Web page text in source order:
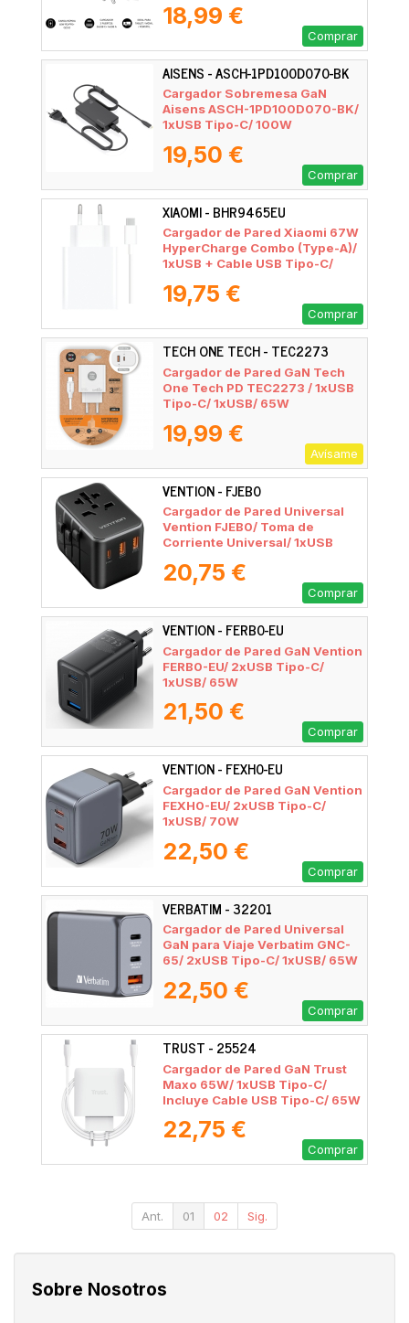
18,99 €
Comprar
AISENS - ASCH-1PD100D070-BK
Cargador Sobremesa GaN
Aisens ASCH-1PD100D070-BK/
1xUSB Tipo-C/ 100W
19,50 €
Comprar
XIAOMI - BHR9465EU
Cargador de Pared Xiaomi 67W
HyperCharge Combo (Type-A)/
1xUSB + Cable USB Tipo-C/
19,75 €
Comprar
TECH ONE TECH - TEC2273
Cargador de Pared GaN Tech
One Tech PD TEC2273 / 1xUSB
Tipo-C/ 1xUSB/ 65W
19,99 €
Avísame
VENTION - FJEB0
Cargador de Pared Universal
Vention FJEB0/ Toma de
Corriente Universal/ 1xUSB
20,75 €
Comprar
VENTION - FERB0-EU
Cargador de Pared GaN Vention
FERB0-EU/ 2xUSB Tipo-C/
1xUSB/ 65W
21,50 €
Comprar
VENTION - FEXH0-EU
Cargador de Pared GaN Vention
FEXH0-EU/ 2xUSB Tipo-C/
1xUSB/ 70W
22,50 €
Comprar
VERBATIM - 32201
Cargador de Pared Universal
GaN para Viaje Verbatim GNC-
65/ 2xUSB Tipo-C/ 1xUSB/ 65W
22,50 €
Comprar
TRUST - 25524
Cargador de Pared GaN Trust
Maxo 65W/ 1xUSB Tipo-C/
Incluye Cable USB Tipo-C/ 65W
22,75 €
Comprar
Ant. 01 02 Sig.
Sobre Nosotros